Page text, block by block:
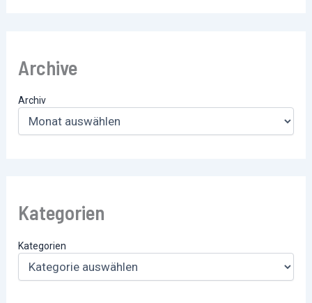
Archive
Archiv
Kategorien
Kategorien